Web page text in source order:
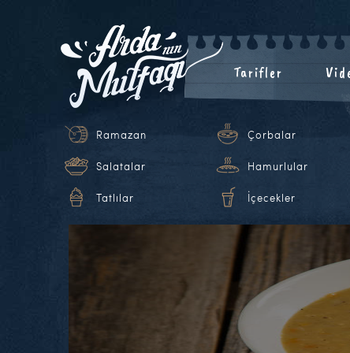
Tarifler
Ramazan Çorbalar
Salatalar Hamurlular
Tatlılar İçecekler